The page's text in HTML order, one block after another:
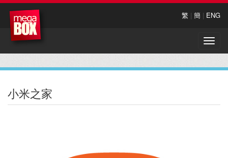
繁 | 簡 | ENG
Toggle
小米之家